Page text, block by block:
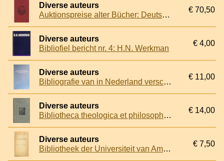
Diverse auteurs
Auktionspreise alter Bücher: Deutschland, Österreich, Schweiz. 2 delen samen
€ 70,50
Diverse auteurs
Bibliofiel bericht nr. 4: H.N. Werkman
€ 4,00
Diverse auteurs
Bibliografie van in Nederland verschenen kaarten 1982
€ 11,00
Diverse auteurs
Bibliotheca theologica et philosophica
€ 14,00
Diverse auteurs
Bibliotheek der Universiteit van Amsterdam: Werken van klassieke schrijvers in latere Latijnsche werken. Met overzicht van de drukkers en uitgevers
€ 7,50